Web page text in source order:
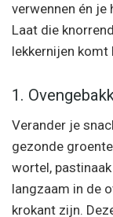
verwennen én je
Laat die
lekkernijen
1.
Verander je
gezonde
wortel,
langzaam in de
krokant zijn.